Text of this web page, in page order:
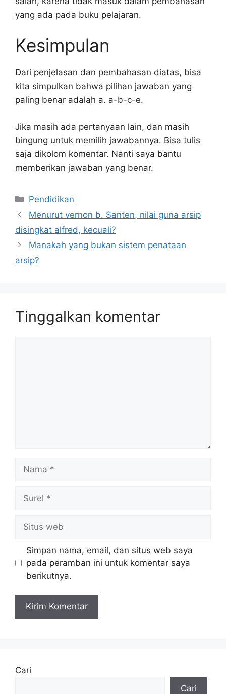
yang ada pada buku pelajaran.
Kesimpulan
Dari penjelasan dan pembahasan diatas, bisa
kita simpulkan bahwa pilihan jawaban yang
paling benar adalah a. a-b-c-e.
Jika masih ada pertanyaan lain, dan masih
bingung untuk memilih jawabannya. Bisa tulis
saja dikolom komentar. Nanti saya bantu
memberikan jawaban yang benar.
Kategori
Pendidikan
Menurut vernon b. Santen, nilai guna arsip
disingkat alfred, kecuali?
Manakah yang bukan sistem penataan
arsip?
Tinggalkan komentar
web
Simpan nama, email, dan situs web saya
pada peramban ini untuk komentar saya
berikutnya.
Cari
Cari